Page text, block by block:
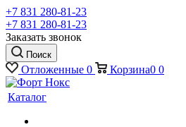
+7 831 280-81-23
+7 831 280-81-23
Заказать звонок
Поиск
Отложенные 0 Корзина0 0
Каталог